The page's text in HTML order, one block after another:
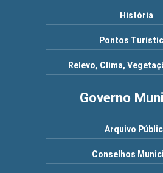
História
Pontos
Relevo, Clima,
Governo
Arquivo
Conselhos